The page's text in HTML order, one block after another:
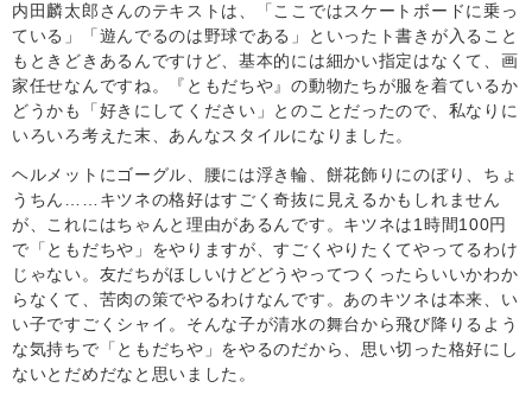
内田麟太郎さんのテキストは、「ここではスケートボードに乗っ
ている」「遊んでるのは野球である」といったト書きが入ること
もときどきあるんですけど、基本的には細かい指定はなくて、画
家任せなんですね。『ともだちや』の動物たちが服を着ているか
どうかも「好きにしてください」とのことだったので、私なりに
いろいろ考えた末、あんなスタイルになりました。
ヘルメットにゴーグル、腰には浮き輪、餅花飾りにのぼり、ちょ
うちん……キツネの格好はすごく奇抜に見えるかもしれません
が、これにはちゃんと理由があるんです。キツネは1時間100円
で「ともだちや」をやりますが、すごくやりたくてやってるわけ
じゃない。友だちがほしいけどどうやってつくったらいいかわか
らなくて、苦肉の策でやるわけなんです。あのキツネは本来、い
い子ですごくシャイ。そんな子が清水の舞台から飛び降りるよう
な気持ちで「ともだちや」をやるのだから、思い切った格好にし
ないとだめだなと思いました。